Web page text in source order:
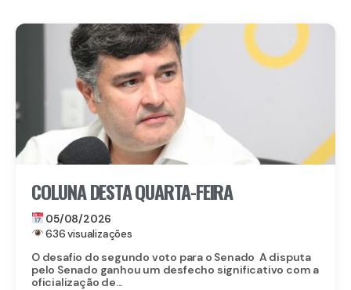
COLUNA DESTA QUARTA-FEIRA
05/08/2026
636 visualizações
O desafio do segundo voto para o Senado A disputa
pelo Senado ganhou um desfecho significativo com a
oficialização de...